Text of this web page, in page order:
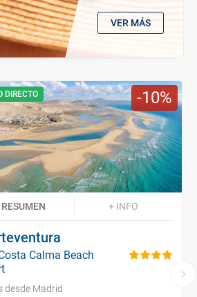
VER MÁS
10
DIRECTO
RESUMEN + INFO
Calma Beach
desde Madrid